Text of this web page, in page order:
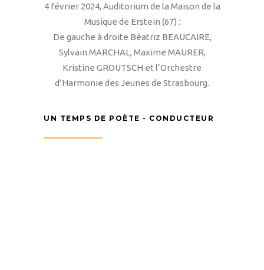
4 février 2024, Auditorium de la Maison de la
Musique de Erstein (67) :
De gauche à droite Béatriz BEAUCAIRE,
Sylvain MARCHAL, Maxime MAURER,
Kristine GROUTSCH et l’Orchestre
d’Harmonie des Jeunes de Strasbourg.
UN TEMPS DE POÈTE - CONDUCTEUR